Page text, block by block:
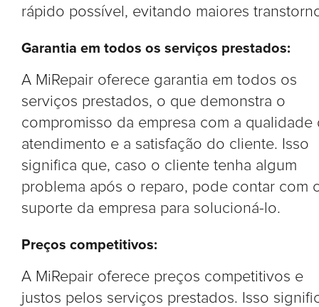
rápido possível, evitando maiores
Garantia em todos os serviços prestados:
A MiRepair oferece garantia em todos os
serviços prestados, o que demonstra o
compromisso da empresa com a qualidade
atendimento e a satisfação do cliente. Isso
significa que, caso o cliente tenha algum
problema após o reparo, pode contar com
suporte da empresa para solucioná-lo.
Preços competitivos:
A MiRepair oferece preços competitivos e
justos pelos serviços prestados. Isso